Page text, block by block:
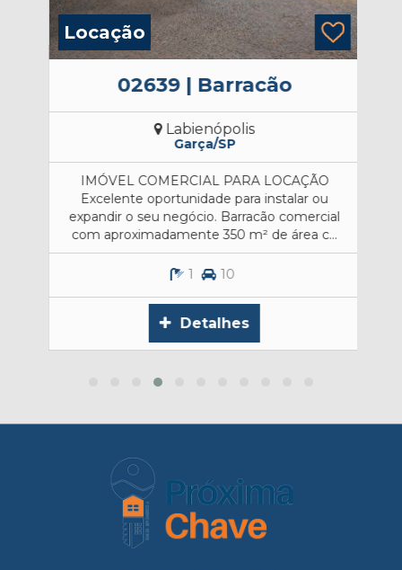
Locação
02639 | Barracão
Labienópolis
Garça/SP
IMÓVEL COMERCIAL PARA LOCAÇÃO
Excelente oportunidade para instalar ou
expandir o seu negócio. Barracão comercial
com aproximadamente 350 m² de área c...
1 10
Detalhes